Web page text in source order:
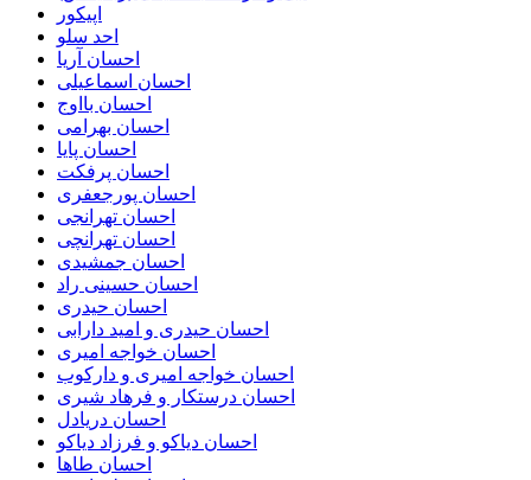
اپیکور
احد سلو
احسان آریا
احسان اسماعیلی
احسان بااوج
احسان بهرامی
احسان پایا
احسان پرفکت
احسان پورجعفری
احسان تهرانجی
احسان تهرانچی
احسان جمشیدی
احسان حسینی راد
احسان حیدری
احسان حیدری و امید دارابی
احسان خواجه امیری
احسان خواجه امیری و دارکوب
احسان درستكار و فرهاد شيرى
احسان دریادل
احسان دیاکو و فرزاد دیاکو
احسان طاها